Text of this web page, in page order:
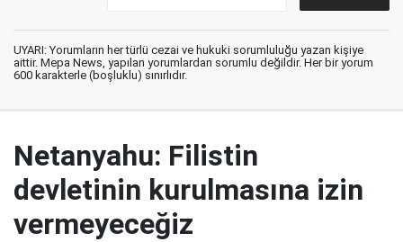
UYARI: Yorumların her türlü cezai ve hukuki sorumluluğu yazan kişiye
aittir. Mepa News, yapılan yorumlardan sorumlu değildir. Her bir yorum
600 karakterle (boşluklu) sınırlıdır.
Netanyahu: Filistin
devletinin kurulmasına izin
vermeyeceğiz